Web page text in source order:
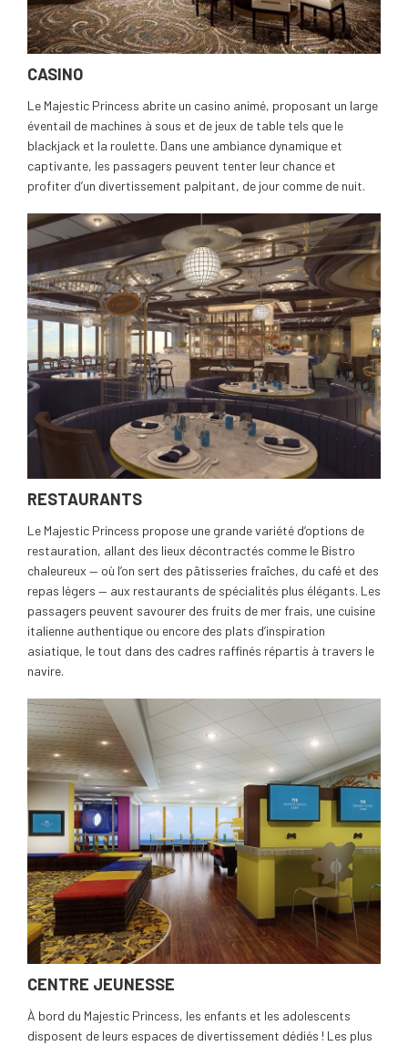
CASINO
Le Majestic Princess abrite un casino animé, proposant un large
éventail de machines à sous et de jeux de table tels que le
blackjack et la roulette. Dans une ambiance dynamique et
captivante, les passagers peuvent tenter leur chance et
profiter d’un divertissement palpitant, de jour comme de nuit.
RESTAURANTS
Le Majestic Princess propose une grande variété d’options de
restauration, allant des lieux décontractés comme le Bistro
chaleureux — où l’on sert des pâtisseries fraîches, du café et des
repas légers — aux restaurants de spécialités plus élégants. Les
passagers peuvent savourer des fruits de mer frais, une cuisine
italienne authentique ou encore des plats d’inspiration
asiatique, le tout dans des cadres raffinés répartis à travers le
navire.
CENTRE JEUNESSE
À bord du Majestic Princess, les enfants et les adolescents
disposent de leurs espaces de divertissement dédiés ! Les plus